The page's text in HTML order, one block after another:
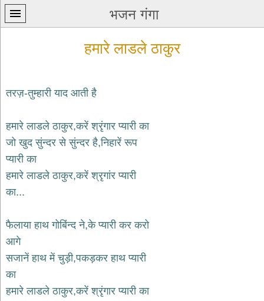
भजन गंगा
पन्ना
कृष्ण
भजन
krishna
bhajans
भजन
bhajans
हनुमान
भजन
hanuman
bhajans
हमारे लाडले ठाकुर
तरज़-तुम्हारी याद आती है
हमारे लाडले ठाकुर,करें श्रृंगार प्यारी का
जो खुद सुंन्दर से सुंन्दर है,निहारें रूप
प्यारी का
हमारे लाडले ठाकुर,करें श्रृगांर प्यारी
का...
फैलाया हाथ गोबिंन्द ने,के प्यारी कर करो
आगे
सजानें हाथ में चुड़ी,पकड़कर हाथ प्यारी
का
हमारे लाडले ठाकुर,करें श्रृंगार प्यारी का